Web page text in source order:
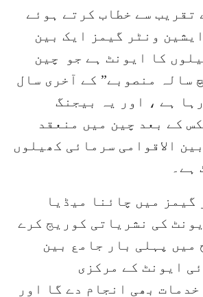
تقریب سے خطاب کرتے ہوئے
ونٹر گیمز ایک بین
کا ایونٹ ہے جو چین
پانچ سالہ منصوبے” کے آخری سال
ہے ، اور یہ بیجنگ
کے بعد چین میں منعقد
بین الاقوامی سرمائی کھیلوں
ہے۔
گیمز میں چائنا میڈیا
کی نشریاتی کوریج کرے
میں پہلی بار جامع بین
ایونٹ کے مرکزی
بھی انجام دے گا اور